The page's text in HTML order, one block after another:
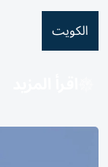
الكويت